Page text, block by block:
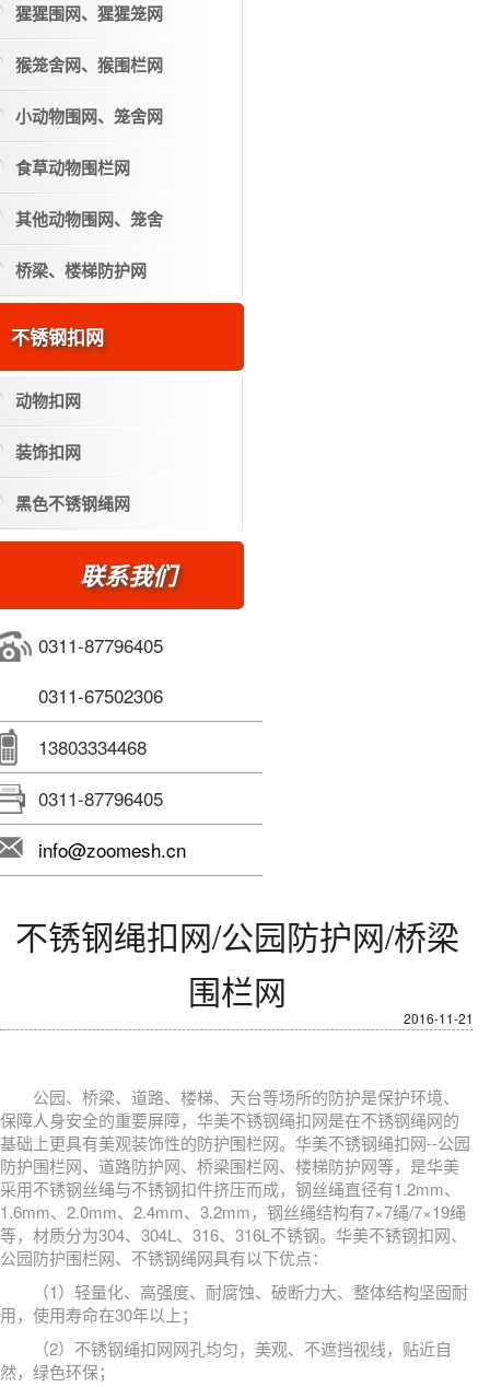
猩猩围网、猩猩笼网
猴笼舍网、猴围栏网
小动物围网、笼舍网
食草动物围栏网
其他动物围网、笼舍
桥梁、楼梯防护网
不锈钢扣网
动物扣网
装饰扣网
黑色不锈钢绳网
联系我们
0311-87796405
0311-67502306
13803334468
0311-87796405
info@zoomesh.cn
不锈钢绳扣网/公园防护网/桥梁
围栏网
2016-11-21
公园、桥梁、道路、楼梯、天台等场所的防护是保护环境、
保障人身安全的重要屏障，华美不锈钢绳扣网是在不锈钢绳网的
基础上更具有美观装饰性的防护围栏网。华美不锈钢绳扣网--公园
防护围栏网、道路防护网、桥梁围栏网、楼梯防护网等，是华美
采用不锈钢丝绳与不锈钢扣件挤压而成，钢丝绳直径有1.2mm、
1.6mm、2.0mm、2.4mm、3.2mm，钢丝绳结构有7×7绳/7×19绳
等，材质分为304、304L、316、316L不锈钢。华美不锈钢扣网、
公园防护围栏网、不锈钢绳网具有以下优点：
（1）轻量化、高强度、耐腐蚀、破断力大、整体结构坚固耐
用，使用寿命在30年以上；
（2）不锈钢绳扣网网孔均匀，美观、不遮挡视线，贴近自
然，绿色环保；